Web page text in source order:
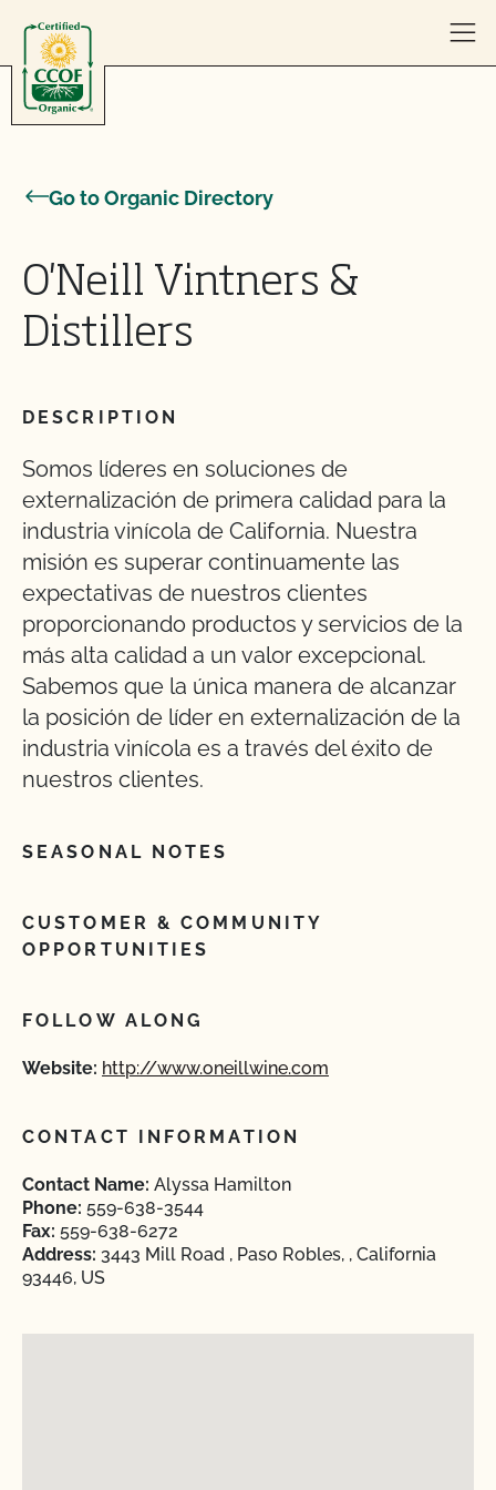
Go to Organic Directory
O'Neill Vintners &
Distillers
DESCRIPTION
Somos líderes en soluciones de
externalización de primera calidad para la
industria vinícola de California. Nuestra
misión es superar continuamente las
expectativas de nuestros clientes
proporcionando productos y servicios de la
más alta calidad a un valor excepcional.
Sabemos que la única manera de alcanzar
la posición de líder en externalización de la
industria vinícola es a través del éxito de
nuestros clientes.
SEASONAL NOTES
CUSTOMER & COMMUNITY
OPPORTUNITIES
FOLLOW ALONG
Website: http://www.oneillwine.com
CONTACT INFORMATION
Contact Name: Alyssa Hamilton
Phone: 559-638-3544
Fax: 559-638-6272
Address: 3443 Mill Road , Paso Robles, , California
93446, US